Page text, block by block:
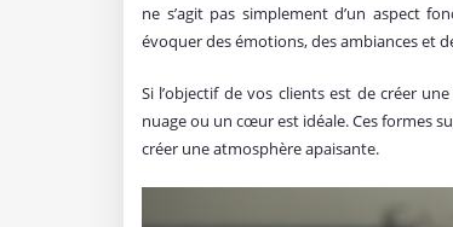
ne s’agit pas simplement d’un aspect
évoquer des émotions, des ambiances et
Si l’objectif de vos clients est de créer
nuage ou un cœur est idéale. Ces formes
créer une atmosphère apaisante.